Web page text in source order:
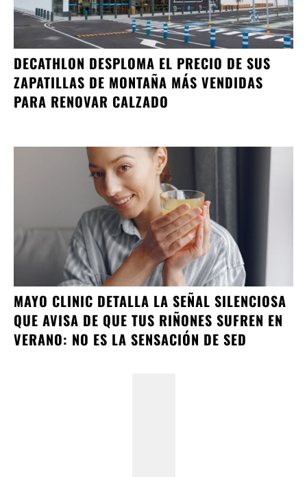
DECATHLON DESPLOMA EL PRECIO DE SUS
ZAPATILLAS DE MONTAÑA MÁS VENDIDAS
PARA RENOVAR CALZADO
MAYO CLINIC DETALLA LA SEÑAL SILENCIOSA
QUE AVISA DE QUE TUS RIÑONES SUFREN EN
VERANO: NO ES LA SENSACIÓN DE SED